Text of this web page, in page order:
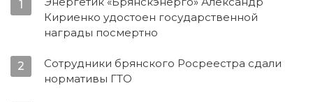
1
Кириенко удостоен государственной
награды посмертно
2
Сотрудники брянского Росреестра сдали
нормативы ГТО